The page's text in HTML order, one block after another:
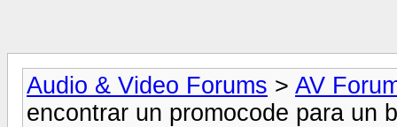
Audio & Video Forums > AV
encontrar un promocode para un